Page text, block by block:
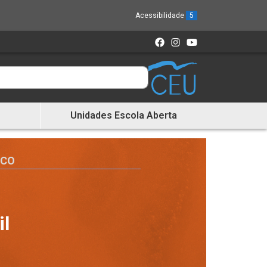
Acessibilidade 5
Unidades Escola Aberta